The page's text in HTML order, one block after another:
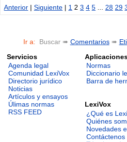
Anterior |Siguiente | 1 23 4 5 28 29
Ir a: Buscar ➠ Comentarios➠
Servicios
Agenda legal
Comunidad LexiVox
Directorio jurídico
Noticias
Artículos y ensayos
Úlimas normas
RSS FEED
Normas
Diccionario
Barra de
LexiVox
¿Qué es
Quiénes
Novedades
Contáctenos